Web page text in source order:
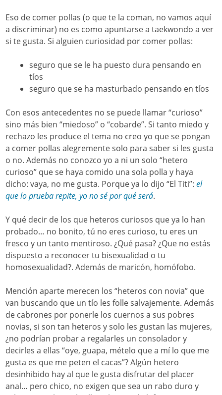
Eso de comer pollas (o que te la coman, no vamos aquí
a discriminar) no es como apuntarse a taekwondo a ver
si te gusta. Si alguien curiosidad por comer pollas:
seguro que se le ha puesto dura pensando en
tíos
seguro que se ha masturbado pensando en tíos
Con esos antecedentes no se puede llamar “curioso”
sino más bien “miedoso” o “cobarde”. Si tanto miedo y
rechazo les produce el tema no creo yo que se pongan
a comer pollas alegremente solo para saber si les gusta
o no. Además no conozco yo a ni un solo “hetero
curioso” que se haya comido una sola polla y haya
dicho: vaya, no me gusta. Porque ya lo dijo “El Titi”:el
que lo prueba repite, yo no sé por qué será.
Y qué decir de los que heteros curiosos que ya lo han
probado… no bonito, tú no eres curioso, tu eres un
fresco y un tanto mentiroso. ¿Qué pasa? ¿Que no estás
dispuesto a reconocer tu bisexualidad o tu
homosexualidad?. Además de maricón, homófobo.
Mención aparte merecen los “heteros con novia” que
van buscando que un tío les folle salvajemente. Además
de cabrones por ponerle los cuernos a sus pobres
novias, si son tan heteros y solo les gustan las mujeres,
¿no podrían probar a regalarles un consolador y
decirles a ellas “oye, guapa, mételo que a mí lo que me
gusta es que me peten el cacas”? Algún hetero
desinhibido hay al que le gusta disfrutar del placer
anal… pero chico, no exigen que sea un rabo duro y